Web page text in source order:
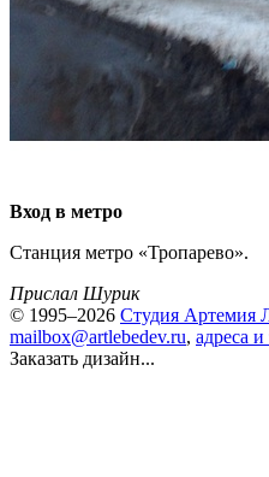
Вход в метро
Станция метро «Тропарево».
Прислал Шурик
© 1995–2026 Студия Артемия
mailbox@artlebedev.ru, адреса
Заказать дизайн...